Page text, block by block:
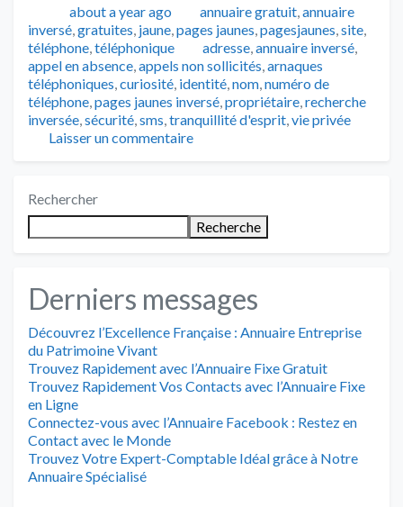
Publié
about a year ago Catégories
annuaire gratuit,annuaire
inversé,gratuites, jaune,pages jaunes,pagesjaunes,site,
téléphone,téléphonique Tags
adresse,annuaire inversé,
appel en absence,appels non sollicités,arnaques
téléphoniques,curiosité, identité,nom,numéro de
téléphone,pages jaunes inversé,propriétaire,recherche
inversée,sécurité,sms,tranquillité d'esprit,vie privée
Laisser un commentaire
Rechercher
Recherche
Derniers messages
Découvrez l’Excellence Française : Annuaire Entreprise
du Patrimoine Vivant
Trouvez Rapidement avec l’Annuaire Fixe Gratuit
Trouvez Rapidement Vos Contacts avec l’Annuaire Fixe
en Ligne
Connectez-vous avec l’Annuaire Facebook : Restez en
Contact avec le Monde
Trouvez Votre Expert-Comptable Idéal grâce à Notre
Annuaire Spécialisé